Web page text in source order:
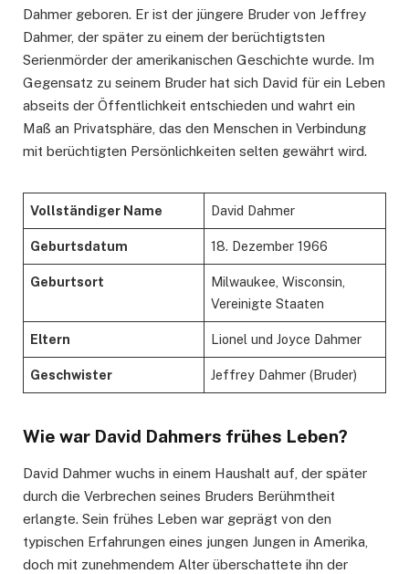
Dahmer geboren. Er ist der jüngere Bruder von Jeffrey
Dahmer, der später zu einem der berüchtigtsten
Serienmörder der amerikanischen Geschichte wurde. Im
Gegensatz zu seinem Bruder hat sich David für ein Leben
abseits der Öffentlichkeit entschieden und wahrt ein
Maß an Privatsphäre, das den Menschen in Verbindung
mit berüchtigten Persönlichkeiten selten gewährt wird.
Vollständiger Name David Dahmer
Geburtsdatum 18. Dezember 1966
Geburtsort
Milwaukee, Wisconsin,
Vereinigte Staaten
Eltern Lionel und Joyce Dahmer
Geschwister Jeffrey Dahmer (Bruder)
Wie war David Dahmers frühes Leben?
David Dahmer wuchs in einem Haushalt auf, der später
durch die Verbrechen seines Bruders Berühmtheit
erlangte. Sein frühes Leben war geprägt von den
typischen Erfahrungen eines jungen Jungen in Amerika,
doch mit zunehmendem Alter überschattete ihn der